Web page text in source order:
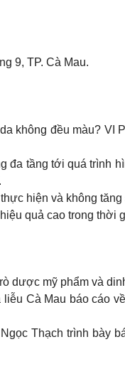
9, TP. Cà Mau.
không đều màu? VI
tầng tới quá trình
hiện và không tăng
quả cao trong thời
dược mỹ phẩm và
Cà Mau báo cáo
Thạch trình bày